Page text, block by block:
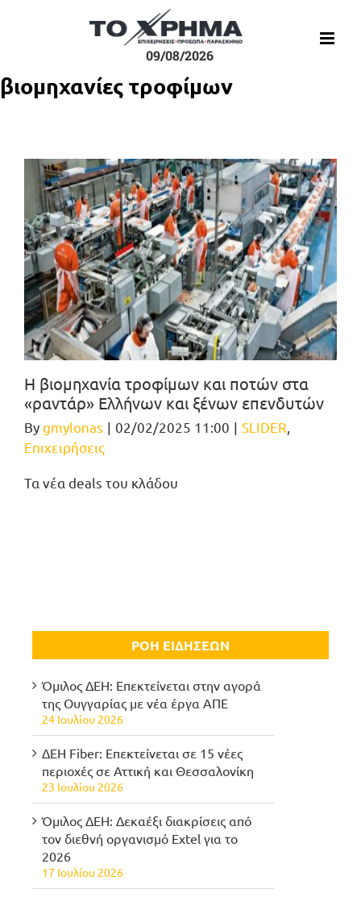
09/08/2026
βιομηχανίες τροφίμων
Η βιομηχανία τροφίμων και ποτών στα
«ραντάρ» Ελλήνων και ξένων επενδυτών
Bygmylonas | 02/02/2025 11:00 | SLIDER,
Επιχειρήσεις
Τα νέα deals του κλάδου
ΡΟΗ ΕΙΔΗΣΕΩΝ
Όμιλος ΔΕΗ: Επεκτείνεται στην αγορά
της Ουγγαρίας με νέα έργα ΑΠΕ
24 Ιουλίου 2026
ΔΕΗ Fiber: Επεκτείνεται σε 15 νέες
περιοχές σε Αττική και Θεσσαλονίκη
23 Ιουλίου 2026
Όμιλος ΔΕΗ: Δεκαέξι διακρίσεις από
τον διεθνή οργανισμό Extel για το
2026
17 Ιουλίου 2026